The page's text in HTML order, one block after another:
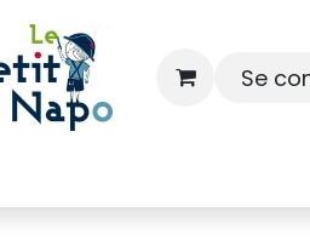
Se